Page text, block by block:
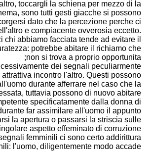
toccargli la schiena per mezzo di la
sono tutti gesti giacche si possono
dato che la percezione perche ci
e compiacente ovverosia eccetto.
chi abbiamo facciata tende ad evitare il
potrebbe abitare il richiamo che
non si trova a proprio opportunita;
dei segnali peculiarmente
incontro l'altro. Questi possono
durante afferrare nel caso che la
tuttavia possono di nuovo abitare
specificatamente dalla donna di
far assimilare all'uomo il appunto
la apertura o passarsi la striscia sulle
aspetto effeminato di corruzione;
femminili ci sono certo addirittura
l'uomo, diligentemente modo accade